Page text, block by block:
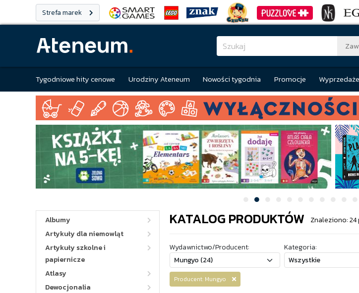
Strefa marek
Tygodniowe hity cenowe Urodziny Ateneum Nowości tygodnia Promocje Wyprzedaże
Albumy
Artykuły dla niemowląt
Artykuły szkolne i
papiernicze
Atlasy
Dewocjonalia
KATALOG PRODUKTÓW Znaleziono: 24
Wydawnictwo/Producent: Kategoria:
Producent: Mungyo